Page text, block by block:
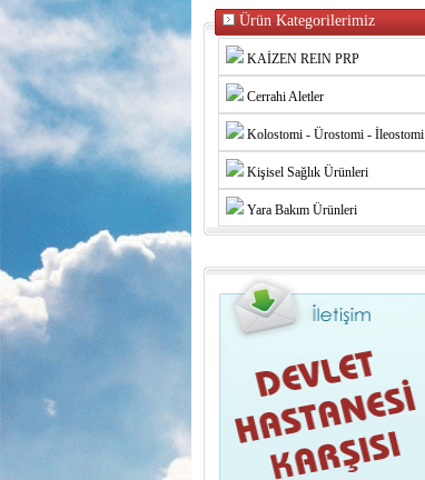
Ürün Kategorilerimiz
KAİZEN REIN PRP
Cerrahi Aletler
Kolostomi - Ürostomi - İleostomi
Kişisel Sağlık Ürünleri
Yara Bakım Ürünleri